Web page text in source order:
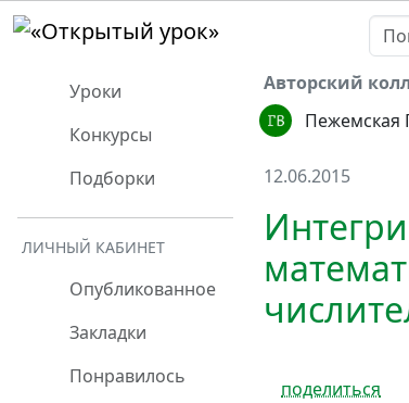
Уроки
Конкурсы
Подборки
ЛИЧНЫЙ КАБИНЕТ
Опубликованное
Закладки
Понравилось
Авторский
Пежемская
12.06.2015
поделиться